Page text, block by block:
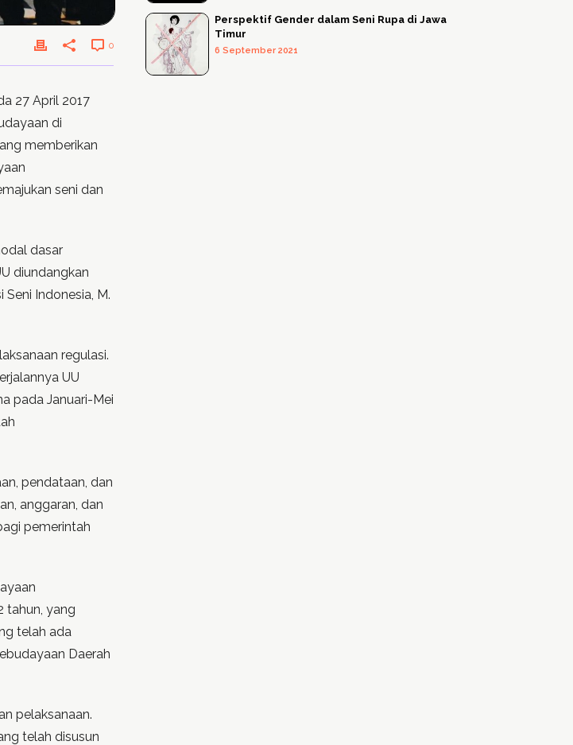
0
27 April 2017
di
memberikan
seni dan
dasar
diundangkan
Indonesia, M.
regulasi.
UU
pada Januari-Mei
pendataan, dan
anggaran, dan
pemerintah
tahun, yang
telah ada
Daerah
pelaksanaan.
telah disusun
Perspektif Gender dalam Seni Rupa di Jawa
Timur
6 September 2021